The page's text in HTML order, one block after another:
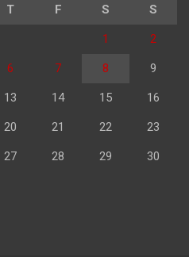
T F S S
1 2
6 7 8 9
13 14 15 16
20 21 22 23
27 28 29 30